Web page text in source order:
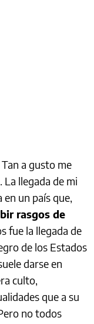
a gusto me
llegada de mi
un país que,
rasgos de
fue la llegada de
de los Estados
darse en
culto,
que a su
no todos